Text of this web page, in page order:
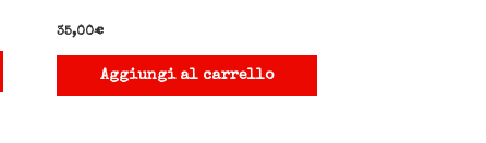
35,00€
Aggiungi al carrello